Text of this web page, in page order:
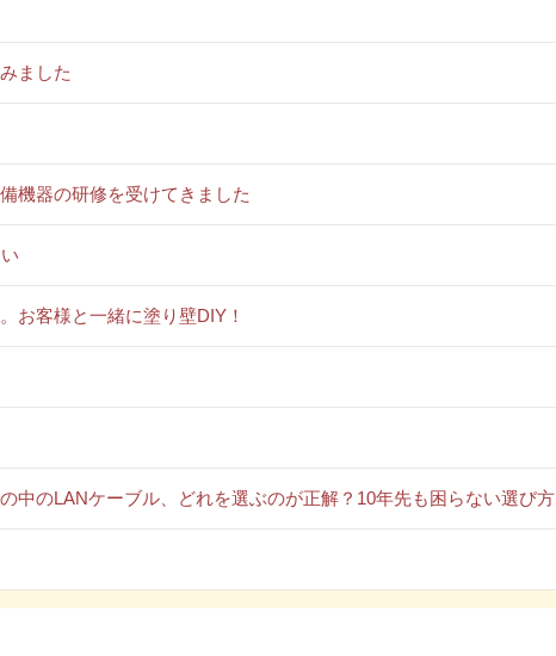
ました
機器の研修を受けてきました
お客様と一緒に塗り壁DIY！
中のLANケーブル、どれを選ぶのが正解？10年先も困らない選び方